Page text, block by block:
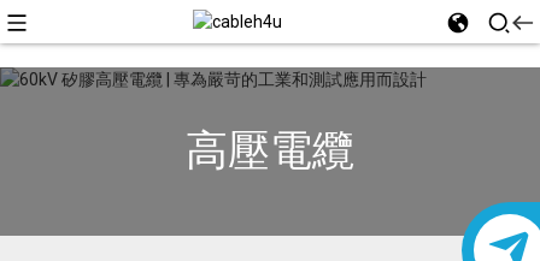
高壓電纜